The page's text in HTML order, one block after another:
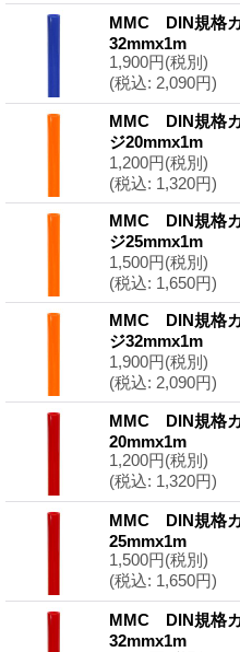
MMC DIN規格
32mmx1m
1,900円(税別)
(税込: 2,090円)
MMC DIN規格
ジ20mmx1m
1,200円(税別)
(税込: 1,320円)
MMC DIN規格
ジ25mmx1m
1,500円(税別)
(税込: 1,650円)
MMC DIN規格
ジ32mmx1m
1,900円(税別)
(税込: 2,090円)
MMC DIN規格
20mmx1m
1,200円(税別)
(税込: 1,320円)
MMC DIN規格
25mmx1m
1,500円(税別)
(税込: 1,650円)
MMC DIN規格
32mmx1m